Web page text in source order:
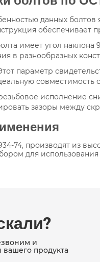
данных
имеет угол
в разнообразных
параметр
исполнение
зазоры между
74, производят из
для
и
вашего продукта